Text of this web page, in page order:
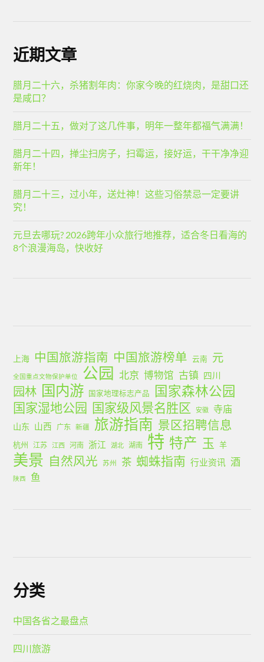
近期文章
腊月二十六，杀猪割年肉：你家今晚的红烧肉，是甜口还
是咸口？
腊月二十五，做对了这几件事，明年一整年都福气满满！
腊月二十四，掸尘扫房子，扫霉运，接好运，干干净净迎
新年！
腊月二十三，过小年，送灶神！这些习俗禁忌一定要讲
究！
元旦去哪玩? 2026跨年小众旅行地推荐，适合冬日看海的
8个浪漫海岛，快收好
上海 中国旅游指南 中国旅游榜单 云南 元
全国重点文物保护单位 公园 北京 博物馆 古镇 四川
园林 国内游 国家地理标志产品 国家森林公园
国家湿地公园 国家级风景名胜区 安徽 寺庙
山东 山西 广东 新疆 旅游指南 景区招聘信息
杭州 江苏 江西 河南 浙江 湖北 湖南 特 特产 玉 羊
美景 自然风光 苏州 茶 蜘蛛指南 行业资讯 酒
陕西 鱼
分类
中国各省之最盘点
四川旅游